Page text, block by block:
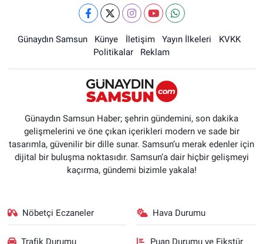
Günaydın Samsun Künye İletişim Yayın İlkeleri
KVKK
Politikalar
Reklam
Günaydın Samsun Haber; şehrin gündemini, son dakika
gelişmelerini ve öne çıkan içerikleri modern ve sade bir
tasarımla, güvenilir bir dille sunar. Samsun’u merak edenler için
dijital bir buluşma noktasıdır. Samsun’a dair hiçbir gelişmeyi
kaçırma, gündemi bizimle yakala!
Nöbetçi Eczaneler Hava Durumu
Trafik Durumu Puan Durumu ve Fikstür